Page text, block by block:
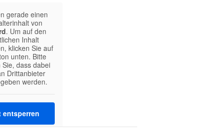
gerade einen
von
. Um auf den
Inhalt
klicken Sie auf
unten. Bitte
dass dabei
Drittanbieter
werden.
entsperren